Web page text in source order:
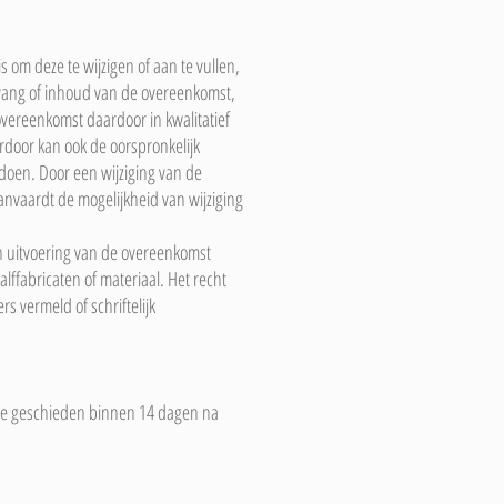
deze te wijzigen of aan te vullen,
of inhoud van de overeenkomst,
daardoor in kwalitatief
kan ook de oorspronkelijk
Door een wijziging van de
de mogelijkheid van wijziging
van de overeenkomst
of materiaal. Het recht
vermeld of schriftelijk
geschieden binnen 14 dagen na